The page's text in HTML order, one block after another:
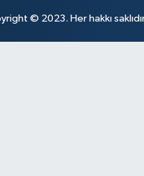
© 2023. Her hakkı